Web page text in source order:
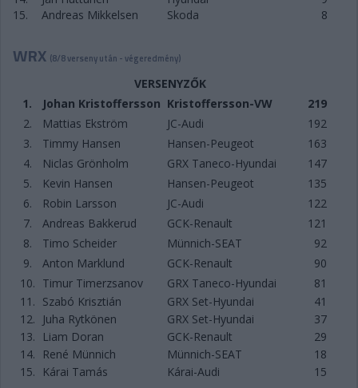
15.
Andreas Mikkelsen Skoda 8
WRX (8/8 verseny után - végeredmény)
VERSENYZŐK
1.
Johan Kristoffersson Kristoffersson-VW
219
2.
Mattias Ekström JC-Audi
192
3.
Timmy Hansen Hansen-Peugeot
163
4.
Niclas Grönholm GRX Taneco-Hyundai
147
5.
Kevin Hansen Hansen-Peugeot
135
6.
Robin Larsson JC-Audi
122
7.
Andreas Bakkerud GCK-Renault
121
8.
Timo Scheider Münnich-SEAT
92
9.
Anton Marklund GCK-Renault
90
10. Timur Timerzsanov GRX Taneco-Hyundai
81
11. Szabó Krisztián GRX Set-Hyundai
41
12.
Juha Rytkönen GRX Set-Hyundai
37
13.
Liam Doran GCK-Renault
29
14.
René Münnich Münnich-SEAT
18
15.
Kárai Tamás Kárai-Audi 15